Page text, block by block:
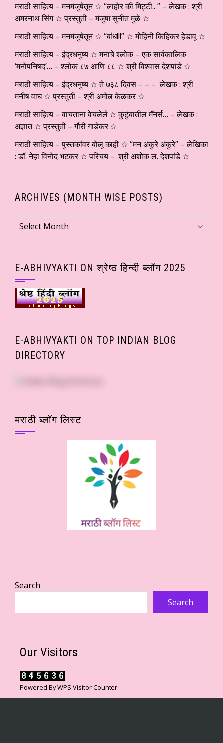
मराठी साहित्य – मनमंजुषेतून ☆ “लाहोर की मिट्टी.. ” – लेखक : श्री
अमरनाथ सिंग ☆ प्रस्तुती – मंजुषा सुनीत मुळे ☆
मराठी साहित्य – मनमंजुषेतून ☆ “बांध!!!” ☆ मोहिनी किंहिकर हेडावू ☆
मराठी साहित्य – इंद्रधनुष्य ☆ मनाचे श्लोक – एक सार्वकालिक
‘मनोपनिषद’… – श्लोक ८७ आणि ८८ ☆ श्री विश्वास देशपांडे ☆
मराठी साहित्य – इंद्रधनुष्य ☆ ते ७३८ दिवस – – – लेखक : श्री
मनीष वाघ ☆ प्रस्तुती – श्री अमोल केळकर ☆
मराठी साहित्य – वाचताना वेचलेले ☆ कुटुंबातील मॅनर्स… – लेखक :
अज्ञात ☆ प्रस्तुती – गौरी गाडेकर ☆
मराठी साहित्य – पुस्तकांवर बोलू काही ☆ “मन अंकुरे अंकुरे” – लेखिका
: डॉ. नेहा विनोद भटकर ☆ परिचय – श्री अशोक ल. देशपांडे ☆
ARCHIVES (MONTH WISE POSTS)
Archives
(Month
E-ABHIVYAKTI ON श्रेष्ठ हिन्दी ब्लॉग 2025
E-ABHIVYAKTI ON TOP INDIAN BLOG
DIRECTORY
मराठी ब्लॉग लिस्ट
Search
Search
Our Visitors
Powered ByWPS Visitor Counter